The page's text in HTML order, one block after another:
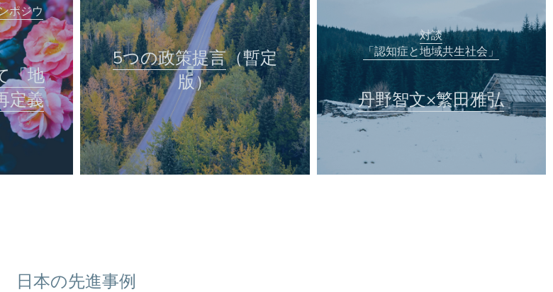
ポジウ
「地
定義
5つの政策提言（暫定
版）
対談
「認知症と地域共生社会」
丹野智文×繁田雅弘
日本の先進事例